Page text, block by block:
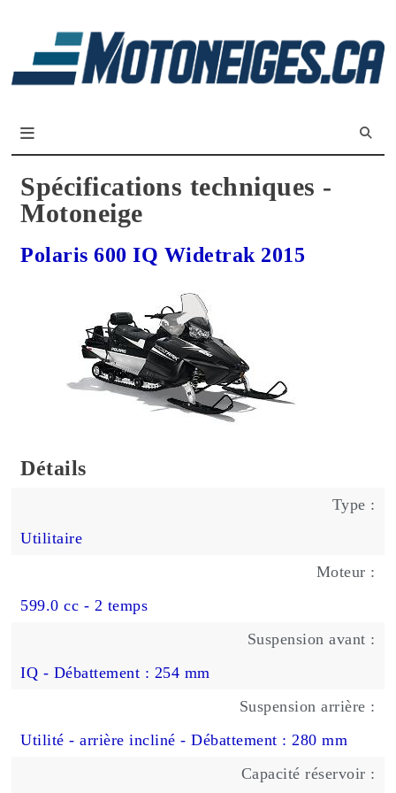
Spécifications techniques -
Motoneige
Polaris 600 IQ Widetrak 2015
Détails
Type :
Utilitaire
Moteur :
599.0 cc - 2 temps
Suspension avant :
IQ - Débattement : 254 mm
Suspension arrière :
Utilité - arrière incliné - Débattement : 280 mm
Capacité réservoir :